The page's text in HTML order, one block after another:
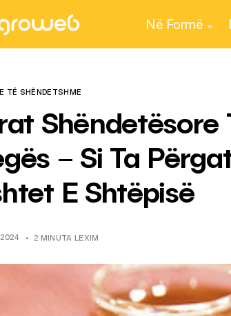
Në Formë
TË SHËNDETSHME
Shëndetësore
– Si Ta
E Shtëpisë
2 MINUTA LEXIM